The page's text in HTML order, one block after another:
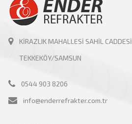
KİRAZLIK MAHALLESİ SAHİL
TEKKEKÖY/SAMSUN
0544 903 8206
info@enderrefrakter.com.tr